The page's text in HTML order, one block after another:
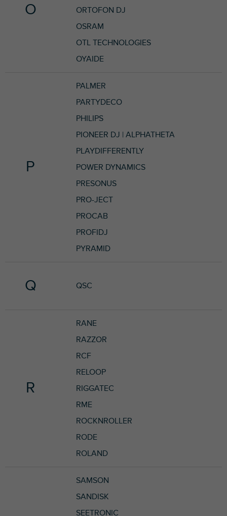
O
ORTOFON DJ
OSRAM
OTL TECHNOLOGIES
OYAIDE
P
PALMER
PARTYDECO
PHILIPS
PIONEER DJ | ALPHATHETA
PLAYDIFFERENTLY
POWER DYNAMICS
PRESONUS
PRO-JECT
PROCAB
PROFIDJ
PYRAMID
Q QSC
R
RANE
RAZZOR
RCF
RELOOP
RIGGATEC
RME
ROCKNROLLER
RODE
ROLAND
SAMSON
SANDISK
SEETRONIC